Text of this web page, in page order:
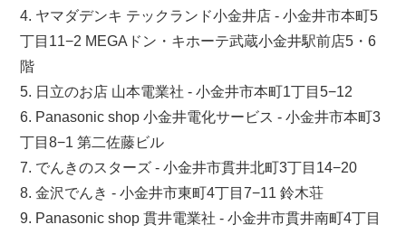
4. ヤマダデンキ テックランド小金井店 - 小金井市本町5
丁目11−2 MEGAドン・キホーテ武蔵小金井駅前店5・6
階
5. 日立のお店 山本電業社 - 小金井市本町1丁目5−12
6. Panasonic shop 小金井電化サービス - 小金井市本町3
丁目8−1 第二佐藤ビル
7. でんきのスターズ - 小金井市貫井北町3丁目14−20
8. 金沢でんき - 小金井市東町4丁目7−11 鈴木荘
9. Panasonic shop 貫井電業社 - 小金井市貫井南町4丁目